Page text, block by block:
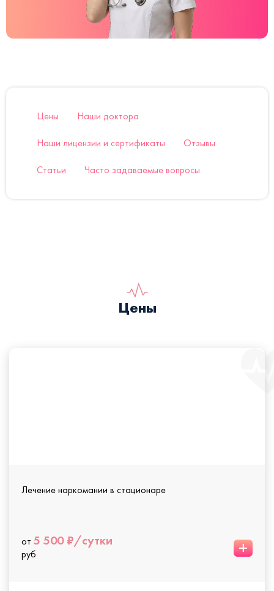
Цены Наши доктора
Наши лицензии и сертификаты Отзывы
Статьи Часто задаваемые вопросы
Цены
Лечение наркомании в стационаре
от 5 500 ₽/сутки
руб +